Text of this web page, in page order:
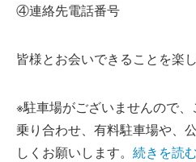
④連絡先電話番号
皆様とお会いできることを楽
※駐車場がございませんので、
乗り合わせ、有料駐車場や、
し くお願いします。 続きを読む